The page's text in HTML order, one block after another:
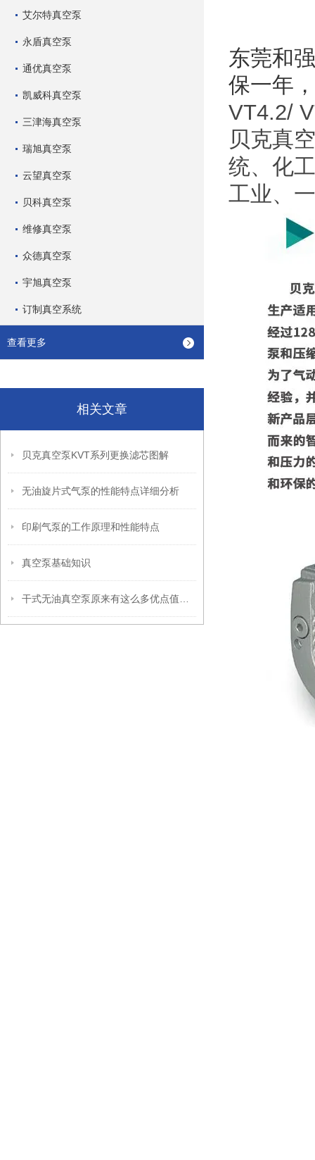
艾尔特真空泵
永盾真空泵
通优真空泵
凯威科真空泵
三津海真空泵
瑞旭真空泵
云望真空泵
贝科真空泵
维修真空泵
众德真空泵
宇旭真空泵
订制真空系统
查看更多
相关文章
贝克真空泵KVT系列更换滤芯图解
无油旋片式气泵的性能特点详细分析
印刷气泵的工作原理和性能特点
真空泵基础知识
东莞和
保一年
VT4.2/
贝克真
统、化
工业、